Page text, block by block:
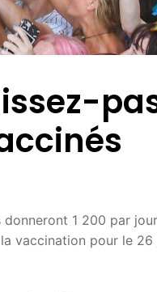
donneront 1 200 par jour
vaccination pour le 26